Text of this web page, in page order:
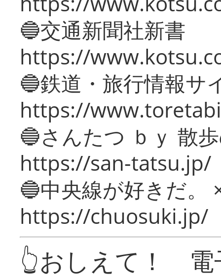
🔵交通新聞社新書
https://
🔵鉄道・旅行情報サ
https://
🔵さんたつ ｂｙ 散
https://san-tatsu.jp/
🔵中央線が好きだ。
https://chuosuki.jp/
👆おしえて！ 電